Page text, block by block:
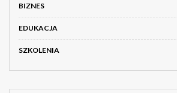
BIZNES
EDUKACJA
SZKOLENIA